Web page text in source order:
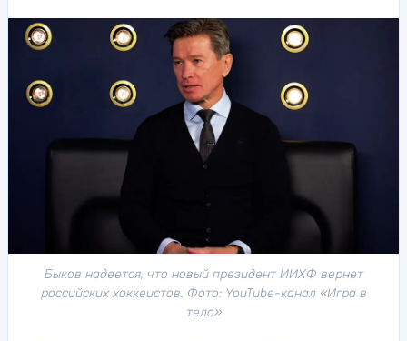
Быков надеется, что новый президент ИИХФ вернет
российских хоккеистов. Фото: YouTube-канал «Игра в
тело»